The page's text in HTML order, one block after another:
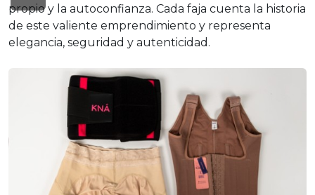
propio y la autoconfianza. Cada faja cuenta la historia
de este valiente emprendimiento y representa
elegancia, seguridad y autenticidad.